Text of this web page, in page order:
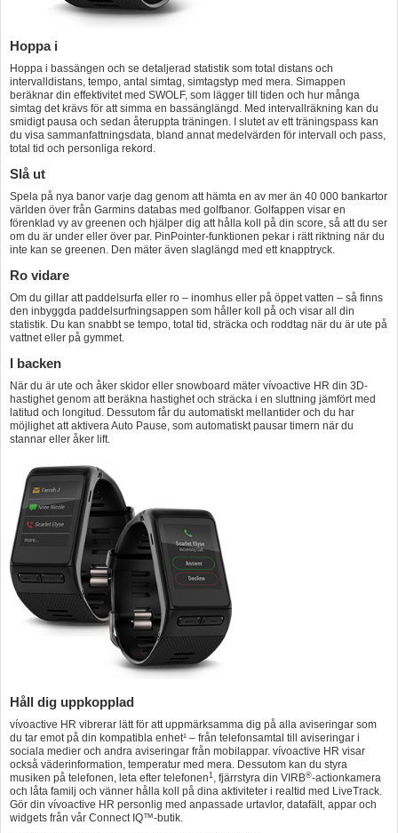
Hoppa i
Hoppa i bassängen och se detaljerad statistik som total distans och
intervalldistans, tempo, antal simtag, simtagstyp med mera. Simappen
beräknar din effektivitet med SWOLF, som lägger till tiden och hur många
simtag det krävs för att simma en bassänglängd. Med intervallräkning kan du
smidigt pausa och sedan återuppta träningen. I slutet av ett träningspass kan
du visa sammanfattningsdata, bland annat medelvärden för intervall och pass,
total tid och personliga rekord.
Slå ut
Spela på nya banor varje dag genom att hämta en av mer än 40 000 bankartor
världen över från Garmins databas med golfbanor. Golfappen visar en
förenklad vy av greenen och hjälper dig att hålla koll på din score, så att du ser
om du är under eller över par. PinPointer-funktionen pekar i rätt riktning när du
inte kan se greenen. Den mäter även slaglängd med ett knapptryck.
Ro vidare
Om du gillar att paddelsurfa eller ro – inomhus eller på öppet vatten – så finns
den inbyggda paddelsurfningsappen som håller koll på och visar all din
statistik. Du kan snabbt se tempo, total tid, sträcka och roddtag när du är ute på
vattnet eller på gymmet.
I backen
När du är ute och åker skidor eller snowboard mäter vívoactive HR din 3D-
hastighet genom att beräkna hastighet och sträcka i en sluttning jämfört med
latitud och longitud. Dessutom får du automatiskt mellantider och du har
möjlighet att aktivera Auto Pause, som automatiskt pausar timern när du
stannar eller åker lift.
Håll dig uppkopplad
vívoactive HR vibrerar lätt för att uppmärksamma dig på alla aviseringar som
du tar emot på din kompatibla enhet¹ – från telefonsamtal till aviseringar i
sociala medier och andra aviseringar från mobilappar. vívoactive HR visar
också väderinformation, temperatur med mera. Dessutom kan du styra
musiken på telefonen, leta efter telefonen 1 , fjärrstyra din VIRB®-actionkamera
och låta familj och vänner hålla koll på dina aktiviteter i realtid med LiveTrack.
Gör din vívoactive HR personlig med anpassade urtavlor, datafält, appar och
widgets från vår Connect IQ™-butik.